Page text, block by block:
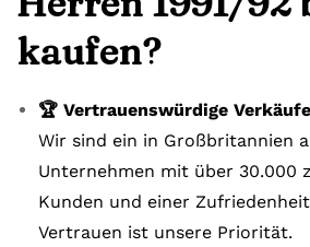
kaufen?
🏆 Vertrauenswürdige
Wir sind ein in Großbritannien
Unternehmen mit über 30.000
Kunden und einer
Vertrauen ist unsere Priorität.